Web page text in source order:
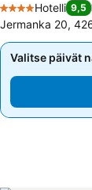
4 Tähtiluokitus
Hotelli 9,5
Jermanka 20,
Valitse päivät
Valitse päivät